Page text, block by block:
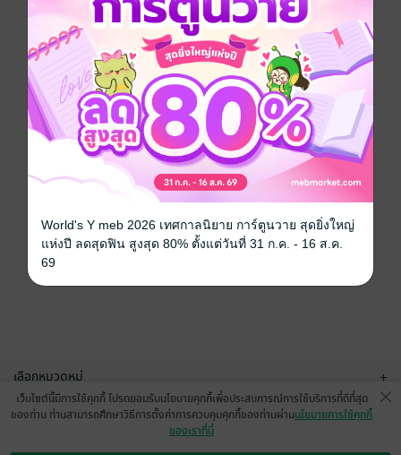
เลือกหมวดหมู่ +
บริการช่วยเหลือ
เว็บไซต์นี้มีการใช้คุกกี้ โปรดยอมรับนโยบายคุกกี้เพื่อประสบการณ์การใช้บริการที่ดีที่สุด
ของท่าน ท่านสามารถศึกษาวิธีการตั้งค่าการควบคุมคุกกี้ของท่านผ่านนโยบายการใช้คุกกี้
ของเราที่นี่
World's Y meb 2026 เทศกาลนิยาย การ์ตูนวาย สุดยิ่งใหญ่
แห่งปี ลดสุดฟิน สูงสุด 80% ตั้งแต่วันที่ 31 ก.ค. - 16 ส.ค.
69